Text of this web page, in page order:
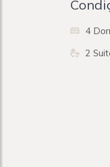
4
2